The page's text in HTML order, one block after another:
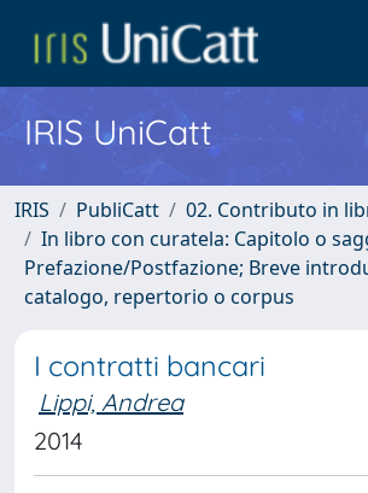
IRIS UniCatt
IRIS PubliCatt
02. Contributo in
In libro con curatela: Capitolo o
Prefazione/Postfazione; Breve
catalogo, repertorio o corpus
I contratti bancari
Lippi, Andrea
2014